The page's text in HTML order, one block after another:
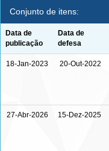
Conjunto de itens:
Data de
publicação
Data de
defesa
18-Jan-2023 20-Out-2022
27-Abr-2026 15-Dez-2025